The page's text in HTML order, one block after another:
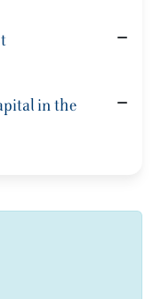
in the